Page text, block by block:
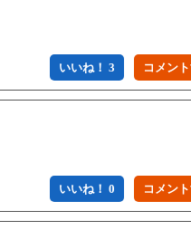
いいね！ 3
いいね！ 0